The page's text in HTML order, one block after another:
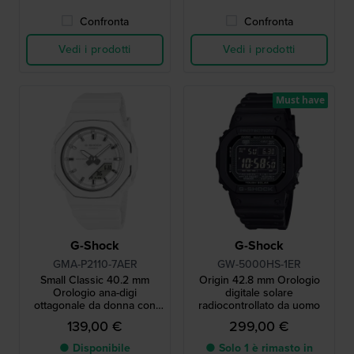
Confronta
Vedi i prodotti
Confronta
Vedi i prodotti
G-Shock
GMA-P2110-7AER
Small Classic 40.2 mm
Orologio ana-digi
ottagonale da donna con
ghiera metallica
139,00 €
● Disponibile
G-Shock
GW-5000HS-1ER
Origin 42.8 mm Orologio
digitale solare
radiocontrollato da uomo
299,00 €
● Solo 1 è rimasto in
Must have